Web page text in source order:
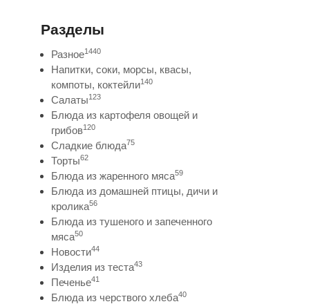
Разделы
Разное1440
Напитки, соки, морсы, квасы,
компоты, коктейли140
Салаты123
Блюда из картофеля овощей и
грибов120
Сладкие блюда75
Торты62
Блюда из жаренного мяса59
Блюда из домашней птицы, дичи и
кролика56
Блюда из тушеного и запеченного
мяса50
Новости44
Изделия из теста43
Печенье41
Блюда из черствого хлеба40